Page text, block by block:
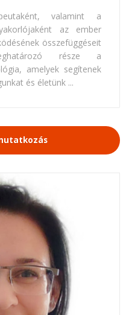
valamint a
az ember
összefüggéseit
része a
amelyek segítenek
és életünk ...